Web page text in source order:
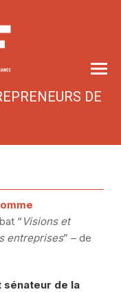
DE
“ Visions et
entreprises” – de
sénateur de la